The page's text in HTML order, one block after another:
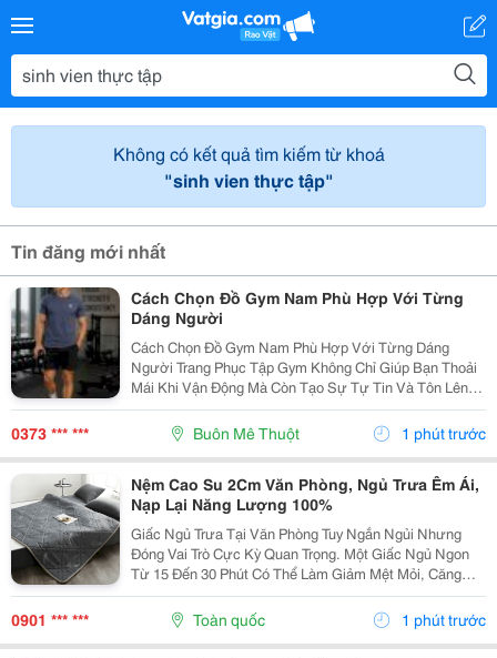
Không có kết quả tìm kiếm từ khoá
"sinh vien thực tập"
Tin đăng mới nhất
Cách Chọn Đồ Gym Nam Phù Hợp Với Từng
Dáng Người
Cách Chọn Đồ Gym Nam Phù Hợp Với Từng Dáng
Người Trang Phục Tập Gym Không Chỉ Giúp Bạn Thoải
Mái Khi Vận Động Mà Còn Tạo Sự Tự Tin Và Tôn Lên
Vóc Dáng. Dù Là Người Mới Bắt Đầu Hay Đã Tập Luyện
Lâu Năm, Việc Lựa Chọn Quần Áo Phù Hợp Sẽ Giúp
Nâng Cao...
0373 *** *** Buôn Mê Thuột 1 phút trước
Nệm Cao Su 2Cm Văn Phòng, Ngủ Trưa Êm Ái,
Nạp Lại Năng Lượng 100%
Giấc Ngủ Trưa Tại Văn Phòng Tuy Ngắn Ngủi Nhưng
Đóng Vai Trò Cực Kỳ Quan Trọng. Một Giấc Ngủ Ngon
Từ 15 Đến 30 Phút Có Thể Làm Giảm Mệt Mỏi, Căng
Thẳng, Đồng Thời Tăng Hiệu Suất Làm Việc Cho Buổi
Chiều Lên Gấp Đôi. Tuy Nhiên, Việc Phải Ngủ Gục
0901 *** *** Toàn quốc 1 phút trước